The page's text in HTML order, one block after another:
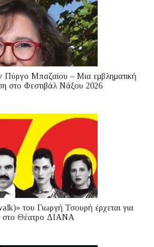
Μπαζαίου – Μια εμβληματική
στο Φεστιβάλ Νάξου 2026
του Γιωργή Τσουρή έρχεται για
στο Θέατρο ΔΙΑΝΑ